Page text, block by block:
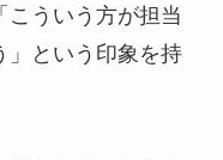
こういう方が担当
」という印象を持